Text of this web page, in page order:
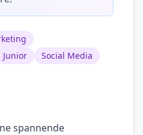
Junior
Social Media
spannende